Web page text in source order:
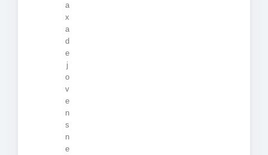
a
x
a
d
e
j
o
v
e
n
s
n
e